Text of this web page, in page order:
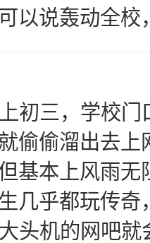
以说轰动全
初三，学校
偷偷溜出去
基本上风雨
几乎都玩传
头机的网吧